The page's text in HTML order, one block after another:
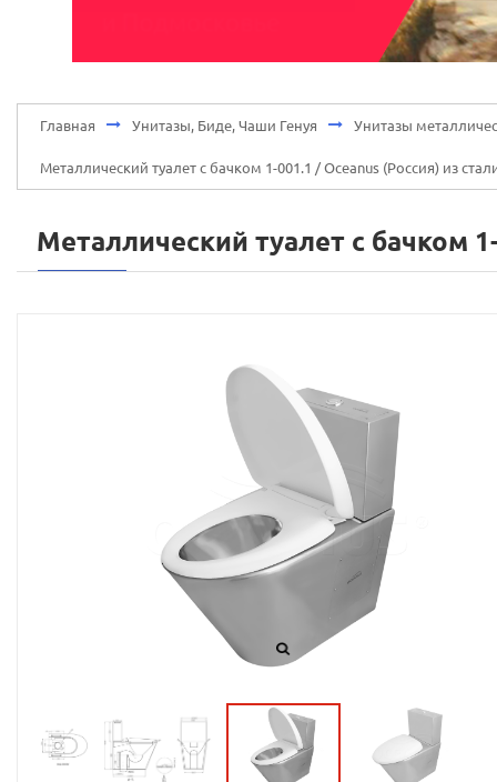
Главная Унитазы, Биде, Чаши Генуя Унитазы
Металлический туалет с бачком 1-001.1 / Oceanus (Россия) из
Металлический туалет с бачком